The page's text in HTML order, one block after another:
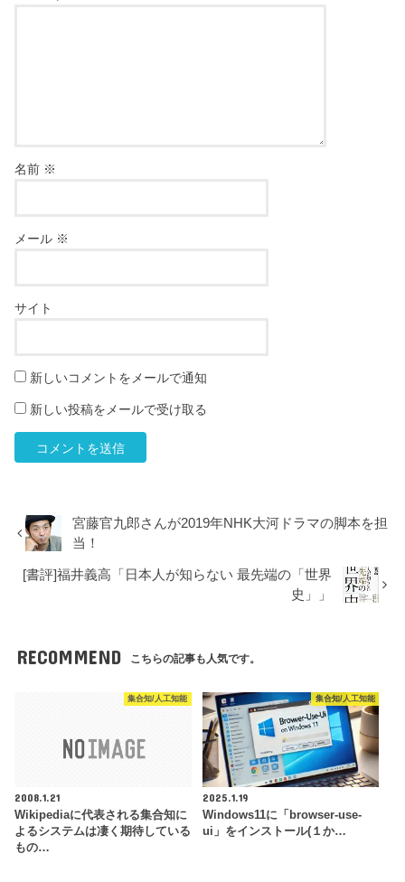
名前 ※
メール ※
サイト
新しいコメントをメールで通知
新しい投稿をメールで受け取る
宮藤官九郎さんが2019年NHK大河ドラマの脚本を担
当！
[書評]福井義高「日本人が知らない 最先端の「世界
史」」
RECOMMEND こちらの記事も人気です。
集合知/人工知能
2008.1.21
Wikipediaに代表される集合知に
よるシステムは凄く期待している
もの…
集合知/人工知能
2025.1.19
Windows11に「browser-use-
ui」をインストール(１か…